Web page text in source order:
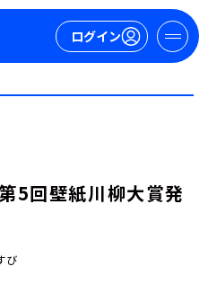
ログイン
5回壁紙川柳大賞発
び